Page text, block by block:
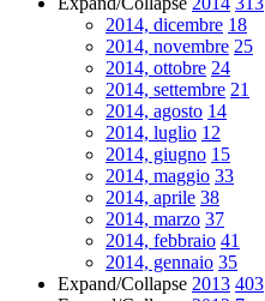
2014, dicembre 18
2014, novembre 25
2014, ottobre 24
2014, settembre 21
2014, agosto 14
2014, luglio 12
2014, giugno 15
2014, maggio 33
2014, aprile 38
2014, marzo 37
2014, febbraio 41
2014, gennaio 35
Expand/Collapse 2013 403